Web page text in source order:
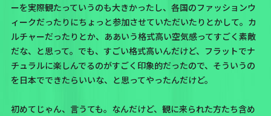
ーを実際観たっていうのも大きかったし、各国のファッションウ
ィークだったりにちょっと参加させていただいたりとかして。カ
ルチャーだったりとか、ああいう格式高い空気感ってすごく素敵
だな、と思って。でも、すごい格式高いんだけど、フラットでナ
チュラルに楽しんでるのがすごく印象的だったので、そういうの
を日本でできたらいいな、と思ってやったんだけど。
初めてじゃん、言うても。なんだけど、観に来られた方たち含め